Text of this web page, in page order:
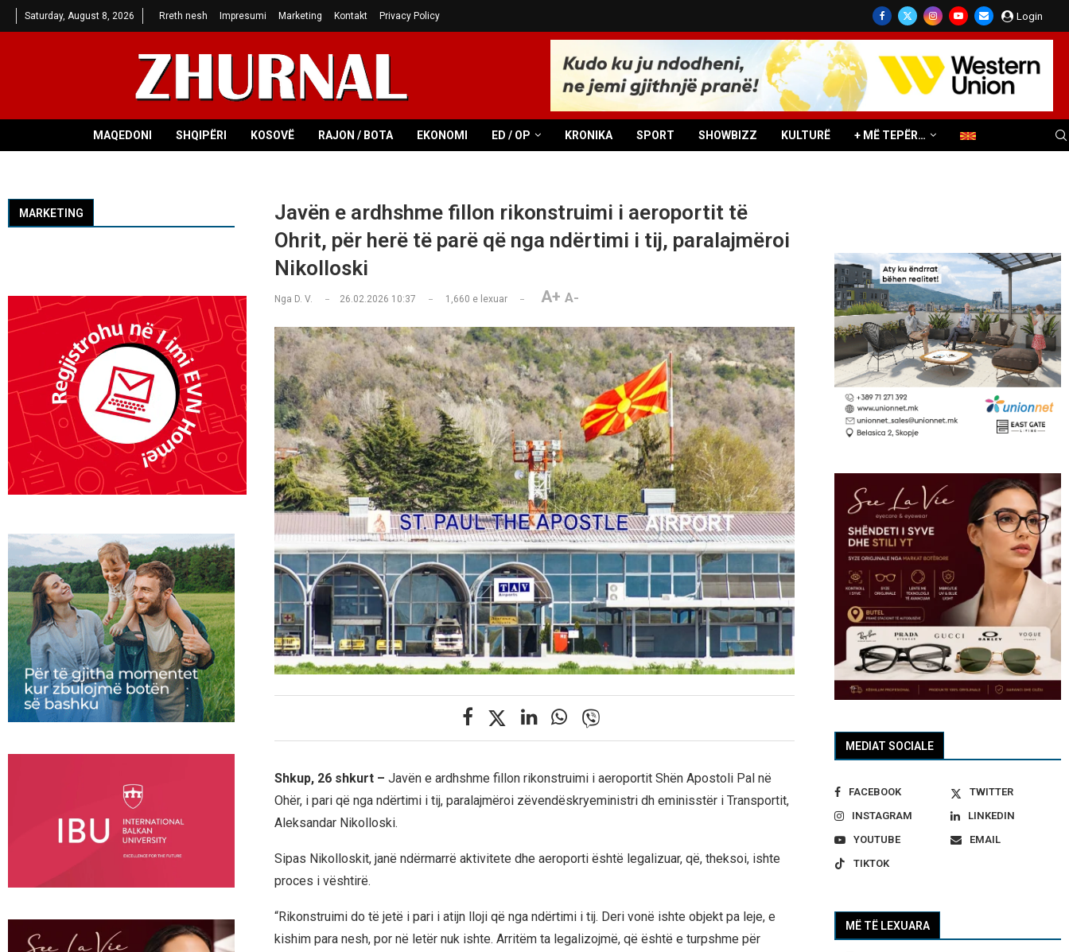
Saturday, August 8, 2026 Rreth nesh Impresumi Marketing Kontakt Privacy Policy Login
MAQEDONI SHQIPËRI KOSOVË RAJON / BOTA EKONOMI ED / OP KRONIKA SPORT SHOWBIZZ KULTURË + MË TEPËR…
Javën e ardhshme fillon rikonstruimi i aeroportit të
Ohrit, për herë të parë që nga ndërtimi i tij, paralajmëroi
Nikolloski
Nga D. V. 26.02.2026 10:37 1,660 e lexuar A+ A-
Shkup, 26 shkurt – Javën e ardhshme fillon rikonstruimi i aeroportit Shën Apostoli Pal në
Ohër, i pari që nga ndërtimi i tij, paralajmëroi zëvendëskryeministri dh eminisstër i Transportit,
Aleksandar Nikolloski.
Sipas Nikolloskit, janë ndërmarrë aktivitete dhe aeroporti është legalizuar, që, theksoi, ishte
proces i vështirë.
“Rikonstruimi do të jetë i pari i atijn lloji që nga ndërtimi i tij. Deri vonë ishte objekt pa leje, e
kishim para nesh, por në letër nuk ishte. Arritëm ta legalizojmë, që është e turpshme për
MEDIAT SOCIALE
FACEBOOK
TWITTER
INSTAGRAM
LINKEDIN
YOUTUBE
EMAIL
TIKTOK
MË TË LEXUARA
MARKETING